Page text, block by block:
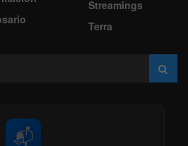
Streamings
Terra
📬